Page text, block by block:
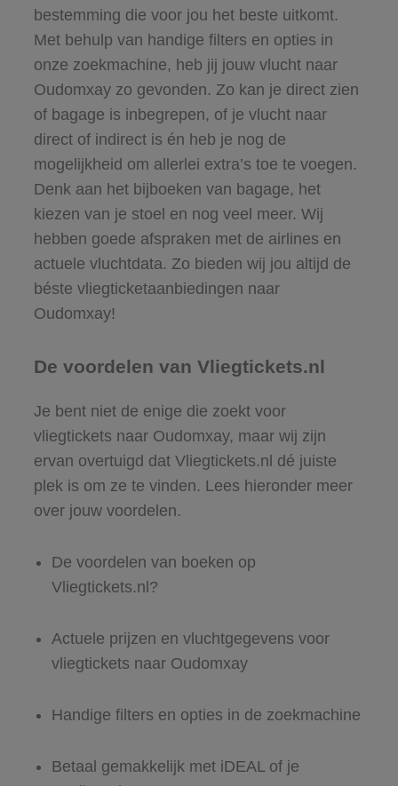
bestemming die voor jou het beste uitkomt.
Met behulp van handige filters en opties in
onze zoekmachine, heb jij jouw vlucht naar
Oudomxay zo gevonden. Zo kan je direct zien
of bagage is inbegrepen, of je vlucht naar
direct of indirect is én heb je nog de
mogelijkheid om allerlei extra’s toe te voegen.
Denk aan het bijboeken van bagage, het
kiezen van je stoel en nog veel meer. Wij
hebben goede afspraken met de airlines en
actuele vluchtdata. Zo bieden wij jou altijd de
béste vliegticketaanbiedingen naar
Oudomxay!
De voordelen van Vliegtickets.nl
Je bent niet de enige die zoekt voor
vliegtickets naar Oudomxay, maar wij zijn
ervan overtuigd dat Vliegtickets.nl dé juiste
plek is om ze te vinden. Lees hieronder meer
over jouw voordelen.
De voordelen van boeken op
Vliegtickets.nl?
Actuele prijzen en vluchtgegevens voor
vliegtickets naar Oudomxay
Handige filters en opties in de zoekmachine
Betaal gemakkelijk met iDEAL of je